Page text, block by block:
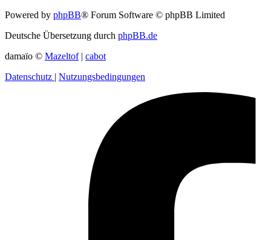
Powered by phpBB® Forum Software © phpBB Limited
Deutsche Übersetzung durch phpBB.de
damaïo © Mazeltof| cabot
Datenschutz | Nutzungsbedingungen